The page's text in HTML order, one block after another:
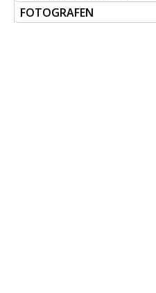
FOTOGRAFEN